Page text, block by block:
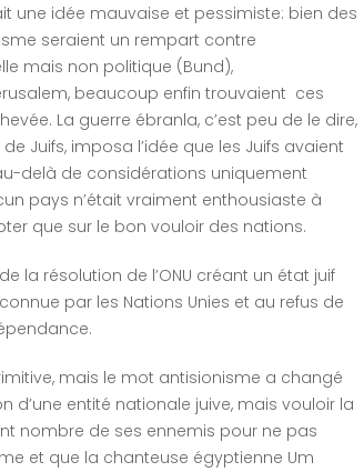
une idée mauvaise et pessimiste: bien des
seraient un rempart contre
mais non politique (Bund),
beaucoup enfin trouvaient ces
La guerre ébranla, c’est peu de le dire,
Juifs, imposa l’idée que les Juifs avaient
delà de considérations uniquement
pays n’était vraiment enthousiaste à
que sur le bon vouloir des nations.
la résolution de l’ONU créant un état juif
par les Nations Unies et au refus de
mais le mot antisionisme a changé
d’une entité nationale juive, mais vouloir la
nombre de ses ennemis pour ne pas
et que la chanteuse égyptienne Um